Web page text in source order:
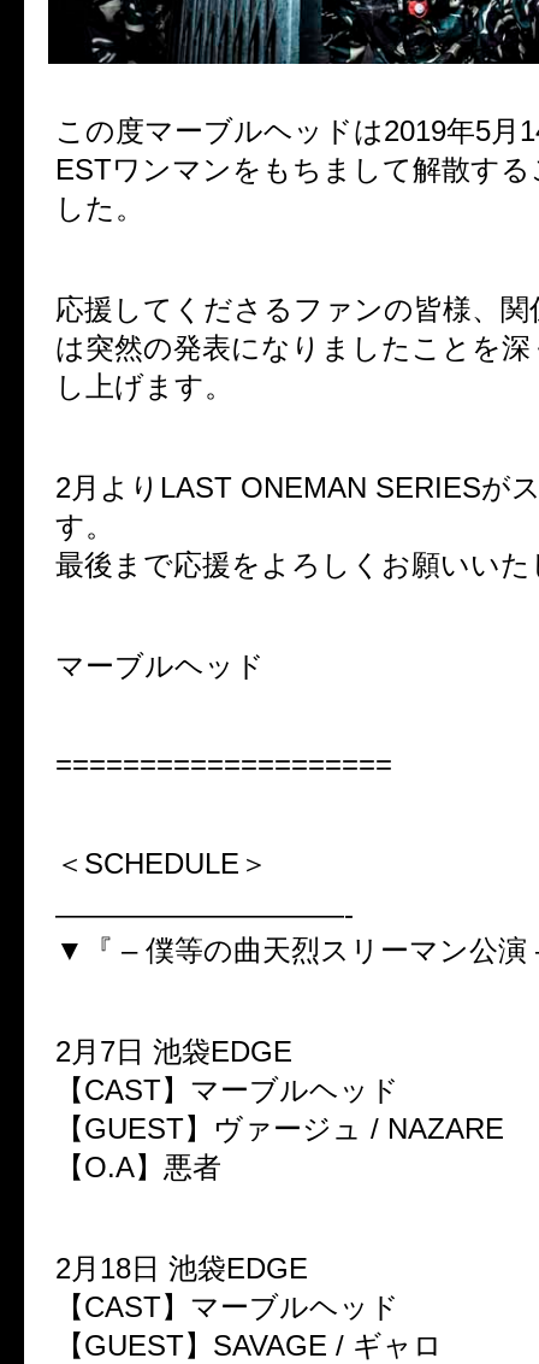
この度マーブルヘッドは2019年5月
ESTワンマンをもちまして解散す
した。
応援してくださるファンの皆様、関
は突然の発表になりましたことを
し上げます。
2月よりLAST ONEMAN SERIESが
す。
最後まで応援をよろしくお願いい
マーブルヘッド
====================
＜SCHEDULE＞
——————————-
▼『 – 僕等の曲天烈スリーマン公演
2月7日 池袋EDGE
【CAST】マーブルヘッド
【GUEST】ヴァージュ / NAZARE
【O.A】悪者
2月18日 池袋EDGE
【CAST】マーブルヘッド
【GUEST】SAVAGE / ギャロ